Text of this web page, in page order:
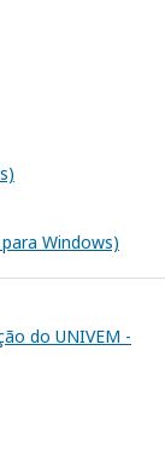
Windows)
do UNIVEM -